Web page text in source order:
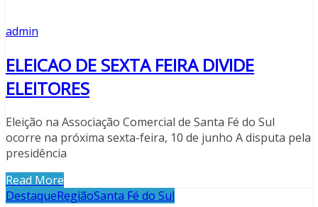
admin
ELEICAO DE SEXTA FEIRA DIVIDE
ELEITORES
Eleição na Associação Comercial de Santa Fé do Sul
ocorre na próxima sexta-feira, 10 de junho A disputa pela
presidência
Read More
DestaqueRegiãoSanta Fé do Sul